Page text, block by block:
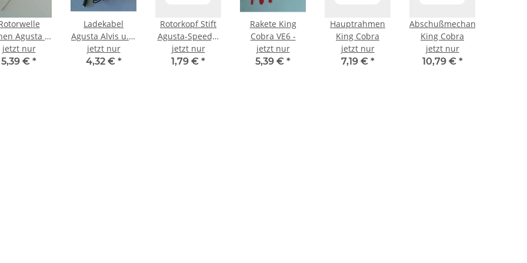
Agusta /
Twin Huey -(
Lange Welle)
jetzt nur
5,39 € *
Ladekabel
Agusta Alvis u.ä.
Heli USB
jetzt nur
4,32 € *
Rotorkopf Stift
Agusta-Speedy-
TwinHuey
jetzt nur
1,79 € *
Rakete King
Cobra VE6 -
jetzt nur
5,39 € *
Hauptrahmen
King Cobra
jetzt nur
7,19 € *
Abschußmechanik
King Cobra
jetzt nur
10,79 € *